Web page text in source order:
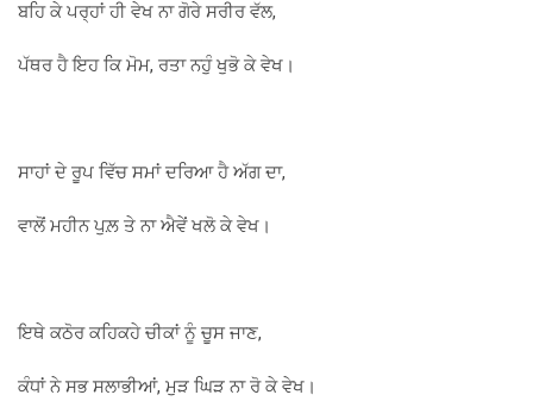
ਬਹਿ ਕੇ ਪਰ੍ਹਾਂ ਹੀ ਵੇਖ ਨਾ ਗੋਰੇ ਸਰੀਰ ਵੱਲ,
ਪੱਥਰ ਹੈ ਇਹ ਕਿ ਮੋਮ, ਰਤਾ ਨਹੁੰ ਖੁਭੋ ਕੇ ਵੇਖ।
ਸਾਹਾਂ ਦੇ ਰੂਪ ਵਿੱਚ ਸਮਾਂ ਦਰਿਆ ਹੈ ਅੱਗ ਦਾ,
ਵਾਲੋਂ ਮਹੀਨ ਪੁਲ਼ ਤੇ ਨਾ ਐਵੇਂ ਖਲੋ ਕੇ ਵੇਖ।
ਇਥੇ ਕਠੋਰ ਕਹਿਕਹੇ ਚੀਕਾਂ ਨੂੰ ਚੂਸ ਜਾਣ,
ਕੰਧਾਂ ਨੇ ਸਭ ਸਲਾਭੀਆਂ, ਮੁੜ ਘਿੜ ਨਾ ਰੋ ਕੇ ਵੇਖ।